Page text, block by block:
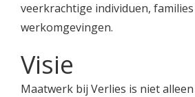
veerkrachtige individuen,
werkomgevingen.
Visie
Maatwerk bij Verlies is niet